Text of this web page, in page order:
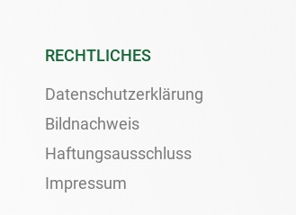
RECHTLICHES
Datenschutzerklärung
Bildnachweis
Haftungsausschluss
Impressum